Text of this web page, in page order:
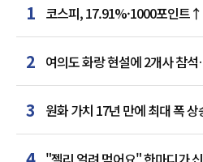
1 코스피, 17.91%·1000포인트
상승률"…'삼전닉스' 동반 상한
2 여의도 화랑 현설에 2개사 참
거점 확보하나
3 원화 가치 17년 만에 최대 폭